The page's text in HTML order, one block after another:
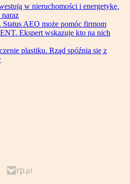
w nieruchomości i energetykę.
Status AEO może pomóc firmom
Ekspert wskazuje kto na nich
plastiku. Rząd spóźnia się z